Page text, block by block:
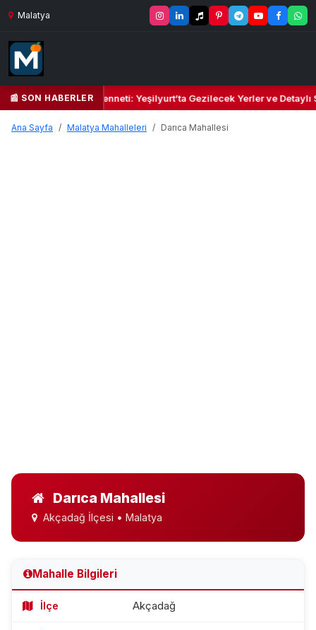
Malatya
📰 SON HABERLER
Kalbi ve Kültür Cenneti: Yeşilyurt’ta Gezilecek Yerler ve Detaylı
Ana Sayfa Malatya Mahalleleri Darıca Mahallesi
Darıca Mahallesi
Akçadağ İlçesi • Malatya
Mahalle Bilgileri
İlçe Akçadağ